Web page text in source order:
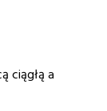
ciągłą a